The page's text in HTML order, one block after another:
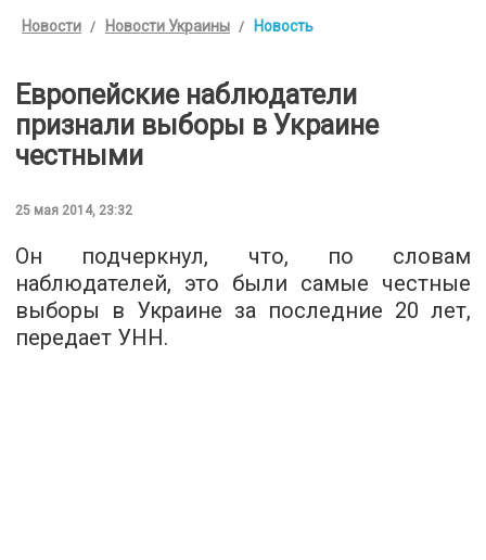
Новости Новости Украины Новость
Европейские наблюдатели
признали выборы в Украине
честными
25 мая 2014, 23:32
Он подчеркнул, что, по словам
наблюдателей, это были самые честные
выборы в Украине за последние 20 лет,
передает УНН.